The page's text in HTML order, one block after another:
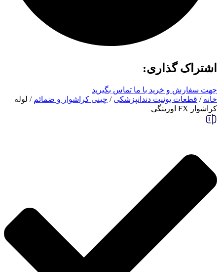
اشتراک گذاری:
جهت سفارش و خرید با ما تماس بگیرید
خانه / قطعات یونیت دندانپزشکی / چینی کراشوار و ضمائم / لوله
کراشوار FX اورینگی